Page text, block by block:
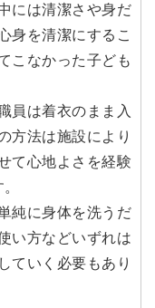
には清潔さや身だ
身を清潔にするこ
こなかった子ども
員は着衣のまま入
方法は施設により
て心地よさを経験
純に身体を洗うだ
い方などいずれは
ていく必要もあり